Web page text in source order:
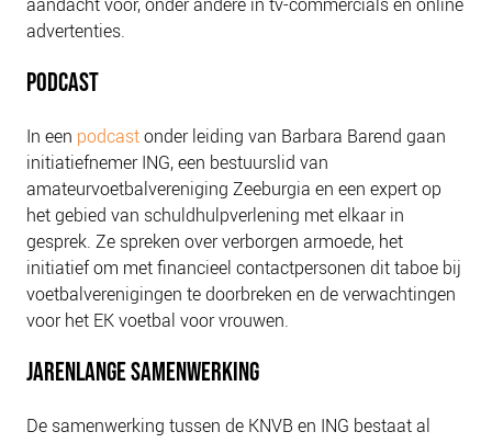
advertenties.
PODCAST
In een podcastonder leiding van Barbara Barend gaan
initiatiefnemer ING, een bestuurslid van
amateurvoetbalvereniging Zeeburgia en een expert op
het gebied van schuldhulpverlening met elkaar in
gesprek. Ze spreken over verborgen armoede, het
initiatief om met financieel contactpersonen dit taboe bij
voetbalverenigingen te doorbreken en de verwachtingen
voor het EK voetbal voor vrouwen.
JARENLANGE SAMENWERKING
De samenwerking tussen de KNVB en ING bestaat al